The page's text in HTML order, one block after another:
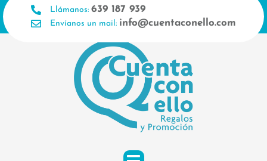
Ir
al
contenido
Llámanos: 639 187 939
Envíanos un mail: info@cuentaconello.com